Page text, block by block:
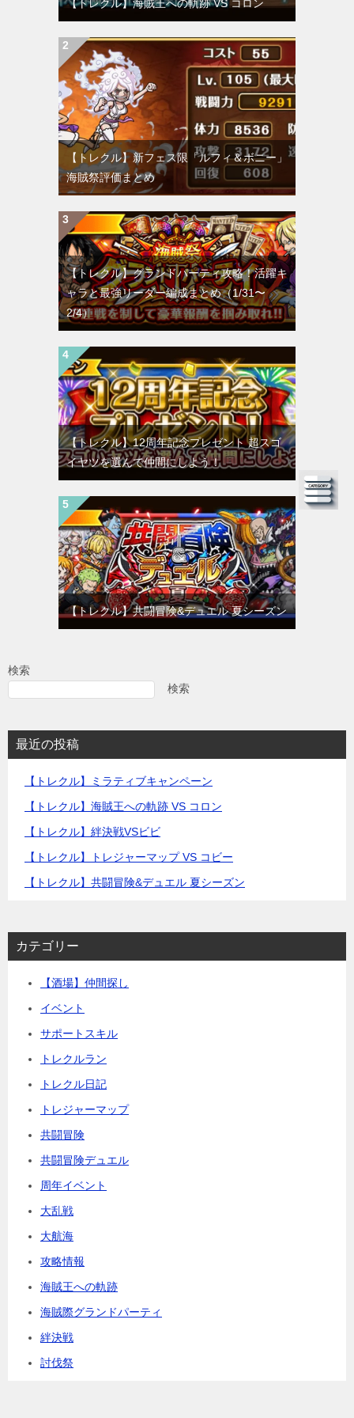
【トレクル】海賊王への軌跡 VS コロン
【トレクル】新フェス限「ルフィ＆ボニー」
海賊祭評価まとめ
【トレクル】グランドパーティ攻略！活躍キ
ャラと最強リーダー編成まとめ（1/31〜
2/4）
【トレクル】12周年記念プレゼント 超スゴ
イヤツを選んで仲間にしよう！
【トレクル】共闘冒険&デュエル 夏シーズン
検索
検索
最近の投稿
【トレクル】ミラティブキャンペーン
【トレクル】海賊王への軌跡 VS コロン
【トレクル】絆決戦VSビビ
【トレクル】トレジャーマップ VS コビー
【トレクル】共闘冒険&デュエル 夏シーズン
カテゴリー
【酒場】仲間探し
イベント
サポートスキル
トレクルラン
トレクル日記
トレジャーマップ
共闘冒険
共闘冒険デュエル
周年イベント
大乱戦
大航海
攻略情報
海賊王への軌跡
海賊際グランドパーティ
絆決戦
討伐祭